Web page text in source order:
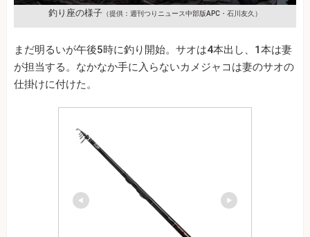
釣り座の様子 （提供：週刊つりニュース中部版APC・石川友久）
まだ明るいが午後5時に釣り開始。サオは4本出し、1本は妻
が担当する。なかなか手に入らないカメジャコは妻のサオの
仕掛けに付けた。